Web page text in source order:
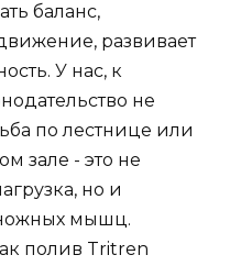
баланс,
развивает
У нас, к
не
по лестнице или
зале - это не
но и
мышц.
полив Tritren